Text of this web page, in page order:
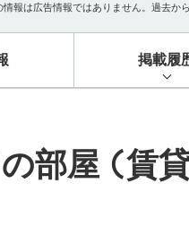
情報は広告情報ではありません。過去
掲載履
部屋 (賃